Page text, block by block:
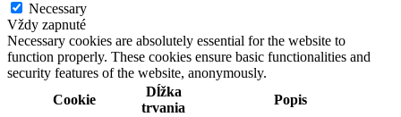
Necessary
Vždy zapnuté
Necessary cookies are absolutely essential for the website to
function properly. These cookies ensure basic functionalities and
security features of the website, anonymously.
Cookie
Dĺžka
trvania
Popis